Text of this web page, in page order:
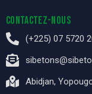
CONTACTEZ-NOUS
(+225) 07 5720
Abidjan,